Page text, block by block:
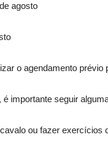
agosto
o agendamento prévio
importante seguir
ou fazer